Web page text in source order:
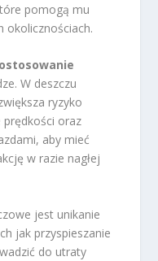
pomogą mu
okolicznościach.
W deszczu
ryzyko
prędkości oraz
aby mieć
w razie nagłej
jest unikanie
jak przyspieszanie
do utraty